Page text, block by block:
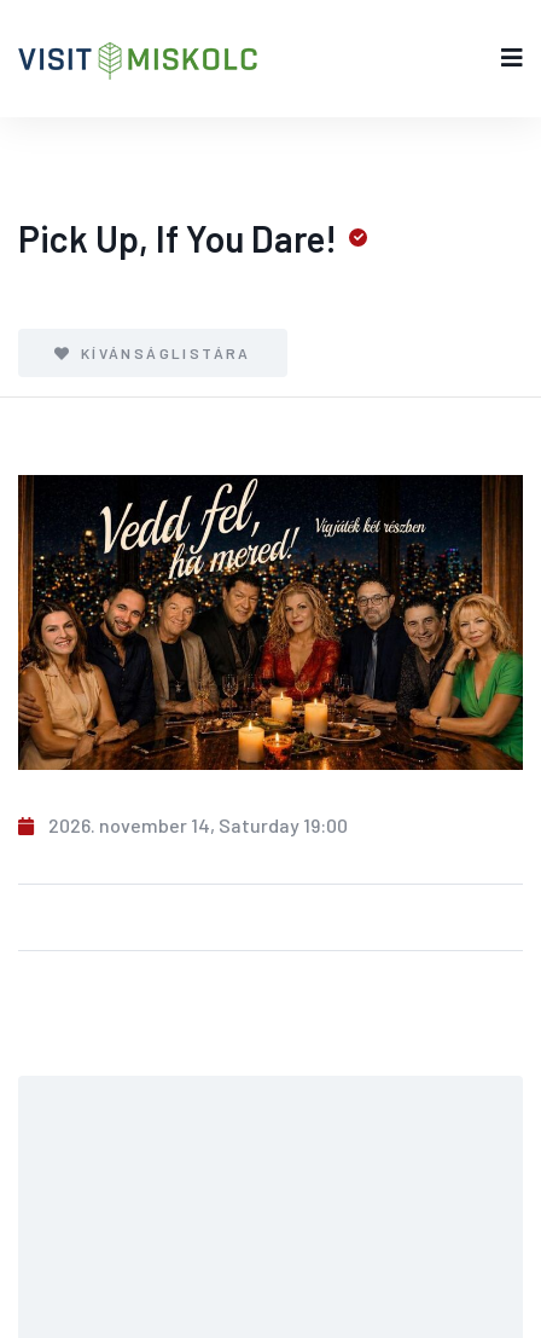
Pick Up, If You Dare!
KÍVÁNSÁGLISTÁRA
2026. november 14, Saturday 19:00